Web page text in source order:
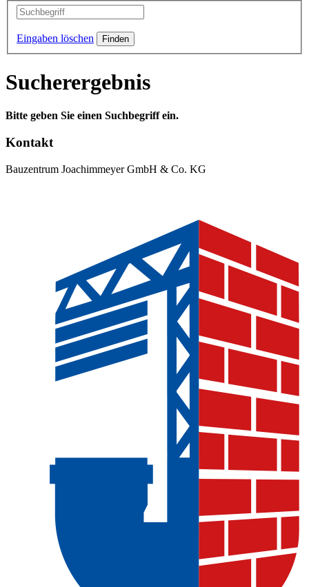
Eingaben löschen
Sucherergebnis
Bitte geben Sie einen Suchbegriff ein.
Kontakt
Bauzentrum Joachimmeyer GmbH & Co. KG